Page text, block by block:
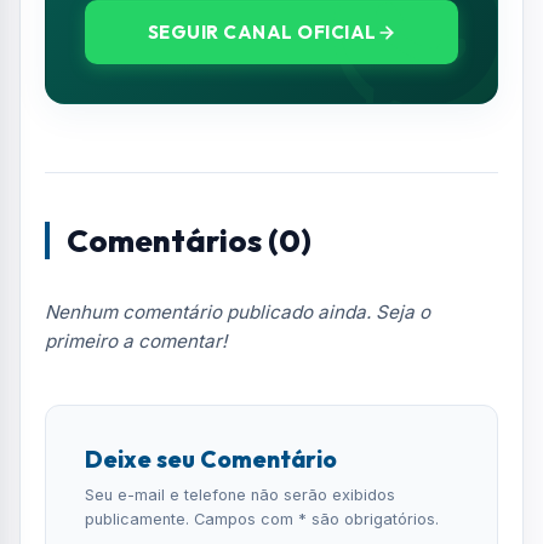
SEGUIR CANAL OFICIAL
Comentários (0)
Nenhum comentário publicado ainda. Seja o
primeiro a comentar!
Deixe seu Comentário
Seu e-mail e telefone não serão exibidos
publicamente. Campos com * são obrigatórios.